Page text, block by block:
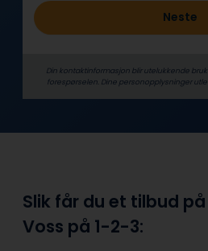
Neste
Din kontaktinformasjon blir utelukkende
forespørselen. Dine person­­opplysninger
Slik får du et tilbud
Voss på 1-2-3: